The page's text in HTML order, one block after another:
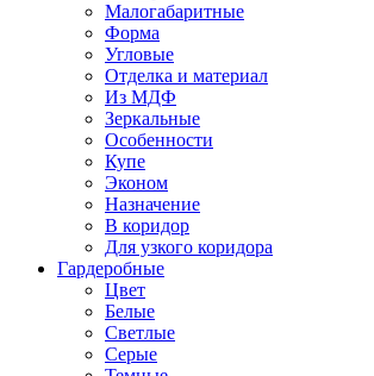
Малогабаритные
Форма
Угловые
Отделка и материал
Из МДФ
Зеркальные
Особенности
Купе
Эконом
Назначение
В коридор
Для узкого коридора
Гардеробные
Цвет
Белые
Светлые
Серые